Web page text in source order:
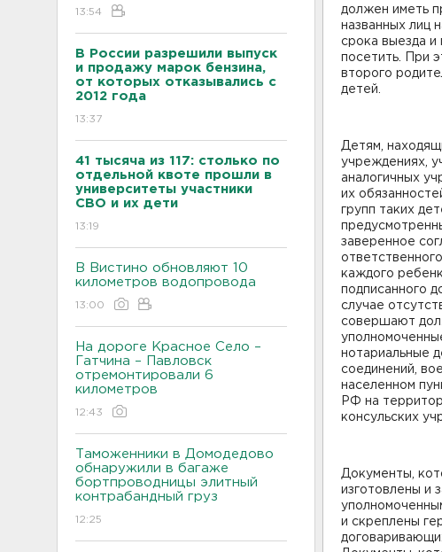
13:54
В России разрешили выпуск
и продажу марок бензина,
от которых отказывались с
2012 года
13:37
41 тысяча из 117: столько по
отдельной квоте прошли в
университеты участники
СВО и их дети
13:19
В Вистино обновляют 10
километров водопровода
13:00
На дороге Красное Село –
Гатчина – Павловск
отремонтировали 6
километров
12:43
Таможенники в Домодедово
обнаружили в багаже
бортпроводницы элитный
контрабандный груз
12:25
должен иметь
названных лиц
срока выезда и
посетить. При
второго
детей.
Детям,
учреждениях,
аналогичных
их
групп таких
заверенное
каждого
подписанного
случае
совершают
нотариальные
соединений,
населенном
РФ на
консульских
Документы,
изготовлены и
и скреплены